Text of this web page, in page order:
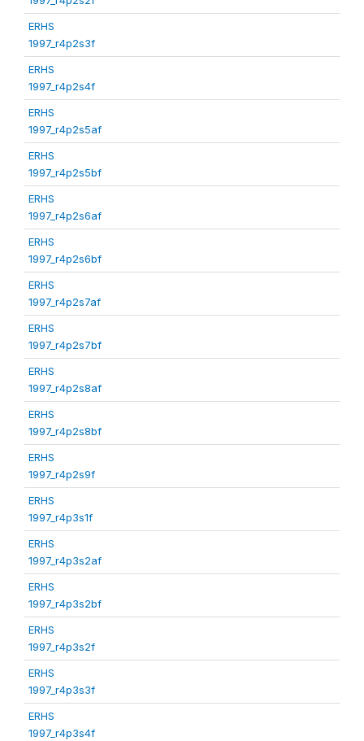
ERHS
1997_r4p2s3f
ERHS
1997_r4p2s4f
ERHS
1997_r4p2s5af
ERHS
1997_r4p2s5bf
ERHS
1997_r4p2s6af
ERHS
1997_r4p2s6bf
ERHS
1997_r4p2s7af
ERHS
1997_r4p2s7bf
ERHS
1997_r4p2s8af
ERHS
1997_r4p2s8bf
ERHS
1997_r4p2s9f
ERHS
1997_r4p3s1f
ERHS
1997_r4p3s2af
ERHS
1997_r4p3s2bf
ERHS
1997_r4p3s2f
ERHS
1997_r4p3s3f
ERHS
1997_r4p3s4f